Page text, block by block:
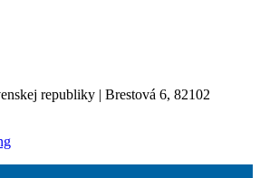
republiky | Brestová 6, 82102